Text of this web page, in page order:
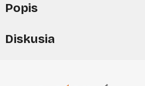
Popis
Diskusia